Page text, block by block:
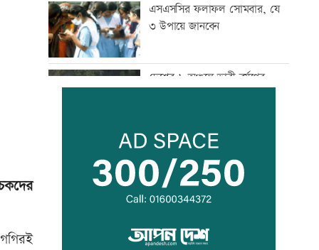
এসএসসির ফলাফল সোমবার, যে
৩ উপায়ে জানবেন
দেশের ৬ অঞ্চলে ভারী বর্ষণের
সিন্ডিকেট ভেঙে কৃষকদের লাভ
নিশ্চিত করা হবে: আইনমন্ত্রী